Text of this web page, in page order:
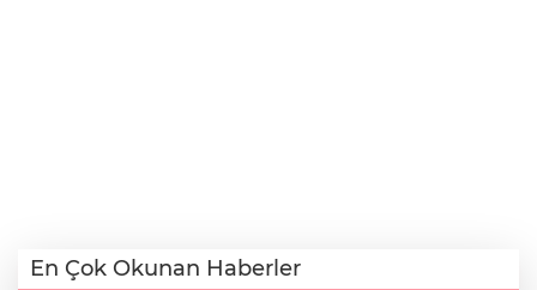
En Çok Okunan Haberler